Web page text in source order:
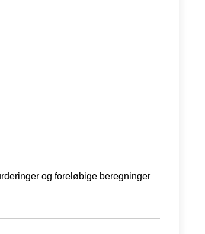
og foreløbige beregninger